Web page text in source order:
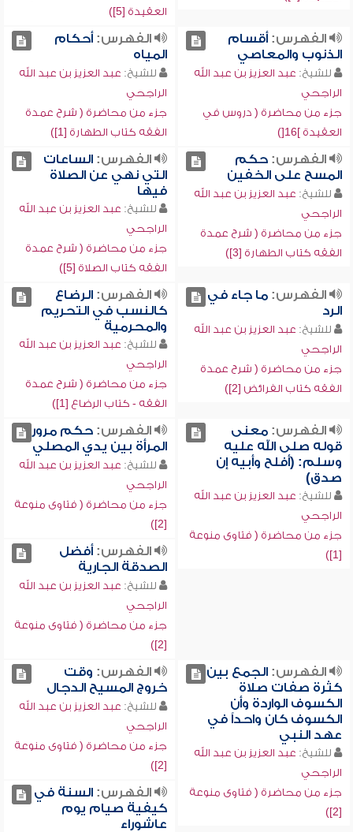
العقيدة [5])
الفهرس:أقسام
الذنوب والمعاصي
للشيخ: عبد العزيز بن عبد الله
الراجحي
جزء من محاضرة ( دروس في
العقيدة ]16[)
الفهرس:أحكام
المياه
للشيخ: عبد العزيز بن عبد الله
الراجحي
جزء من محاضرة ( شرح عمدة
الفقه كتاب الطهارة [1])
الفهرس:حكم
المسح على الخفين
للشيخ: عبد العزيز بن عبد الله
الراجحي
جزء من محاضرة ( شرح عمدة
الفقه كتاب الطهارة [3])
الفهرس:الساعات
التي نهي عن الصلاة
فيها
للشيخ: عبد العزيز بن عبد الله
الراجحي
جزء من محاضرة ( شرح عمدة
الفقه كتاب الصلاة [5])
الفهرس:ما جاء في
الرد
للشيخ: عبد العزيز بن عبد الله
الراجحي
جزء من محاضرة ( شرح عمدة
الفقه كتاب الفرائض [2])
الفهرس:الرضاع
كالنسب في التحريم
والمحرمية
للشيخ: عبد العزيز بن عبد الله
الراجحي
جزء من محاضرة ( شرح عمدة
الفقه - كتاب الرضاع [1])
الفهرس:معنى
قوله صلى الله عليه
وسلم: (أفلح وأبيه إن
صدق)
للشيخ: عبد العزيز بن عبد الله
الراجحي
جزء من محاضرة ( فتاوى منوعة
[1])
الفهرس:حكم مرور
المرأة بين يدي المصلي
للشيخ: عبد العزيز بن عبد الله
الراجحي
جزء من محاضرة ( فتاوى منوعة
[2])
الفهرس:أفضل
الصدقة الجارية
للشيخ: عبد العزيز بن عبد الله
الراجحي
جزء من محاضرة ( فتاوى منوعة
[2])
الفهرس:الجمع بين
كثرة صفات صلاة
الكسوف الواردة وأن
الكسوف كان واحداً في
عهد النبي
للشيخ: عبد العزيز بن عبد الله
الراجحي
جزء من محاضرة ( فتاوى منوعة
[2])
الفهرس: وقت
خروج المسيح الدجال
للشيخ: عبد العزيز بن عبد الله
الراجحي
جزء من محاضرة ( فتاوى منوعة
[2])
الفهرس:السنة في
كيفية صيام يوم
عاشوراء